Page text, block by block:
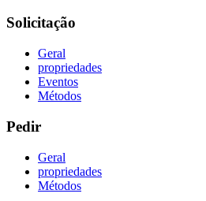
Solicitação
Geral
propriedades
Eventos
Métodos
Pedir
Geral
propriedades
Métodos